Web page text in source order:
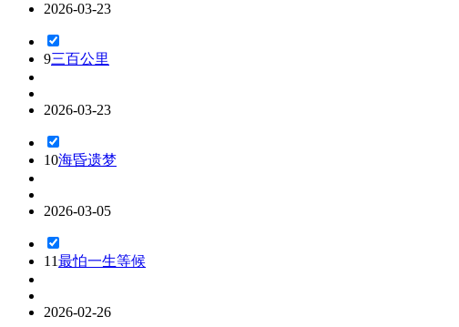
2026-03-23
9三百公里
2026-03-23
10海昏遗梦
2026-03-05
11最怕一生等候
2026-02-26